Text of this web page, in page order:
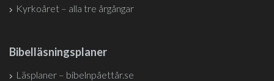
Kyrkoåret – alla tre årgångar
Bibelläsningsplaner
Läsplaner – bibelnpåettår.se